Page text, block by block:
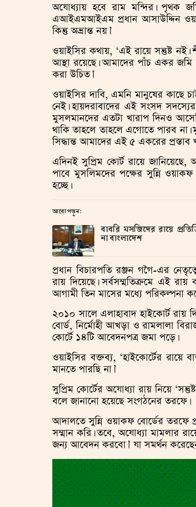
অযোধ্যায় হবে রাম মন্দির। পৃথক
এআইএমআইএম প্রধান আসাউদ্দিন
কিন্তু অভ্রান্ত নয়।’
ওয়াইসির কথায়, ‘এই রায়ে সন্তুষ্ট নই।
আস্থা রয়েছে। আমাদের পাঁচ একর জমি
করা উচিত।’
ওয়াইসির দাবি, এমনি মানুষের কাছে
নেই। হায়দরাবাদের এই সংসদ
মুসলমানদের এতটা খারাপ দিনও
থাকি তাহলে তাহলে এগোতে পারব না।
সিদ্ধান্ত আমাদের এই ৫ একরের প্রস্তাব
এদিনই সুপ্রিম কোর্ট রায়ে
পাবে মুসলিমদের পক্ষের সুন্নি
হচ্ছে।
আরো পড়ুন:
বাবরি মসজিদের রায়ে
না বাংলাদেশ
প্রধান বিচারপতি রঞ্জন গগৈ-এর
রায় দিয়েছে। সর্বসম্মতিক্রমে এই রায়
আগামী তিন মাসের মধ্যে পরিকল্পনা
২০১০ সালে এলাহাবাদ হাইকোর্ট রায়
বোর্ড, নির্মোহী আখড়া ও রামলালা
কোর্টে ১৪টি আবেদনপত্র জমা পড়ে।
ওয়াইসির বক্তব্য, ‘হাইকোর্টের রায়ে
মানতে পারছি না।’
সুপ্রিম কোর্টের অযোধ্যা রায় নিয়ে
বলে জানানো হয়েছে সংগঠনের তরফে।
আদালতে সুন্নি ওয়াকফ বোর্ডের তরফে
সম্মান করি। তবে, অযোধ্যা মামলার
জন্য আবেদন করবো।’ যা সমর্থন